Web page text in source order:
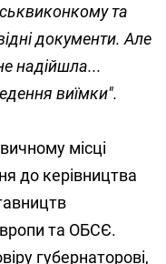
та
документи. Але
надійшла...
виїмки".
місці
до керівництва
та ОБСЄ.
губернаторові,